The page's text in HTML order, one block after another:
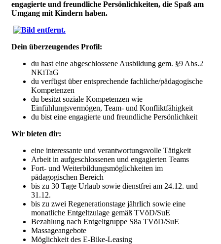
engagierte und freundliche Persönlichkeiten, die Spaß am
Umgang mit Kindern haben.
Dein überzeugendes Profil:
du hast eine abgeschlossene Ausbildung gem. §9 Abs.2
NKiTaG
du verfügst über entsprechende fachliche/pädagogische
Kompetenzen
du besitzt soziale Kompetenzen wie
Einfühlungsvermögen, Team- und Konfliktfähigkeit
du bist eine engagierte und freundliche Persönlichkeit
Wir bieten dir:
eine interessante und verantwortungsvolle Tätigkeit
Arbeit in aufgeschlossenen und engagierten Teams
Fort- und Weiterbildungsmöglichkeiten im
pädagogischen Bereich
bis zu 30 Tage Urlaub sowie dienstfrei am 24.12. und
31.12.
bis zu zwei Regenerationstage jährlich sowie eine
monatliche Entgeltzulage gemäß TVöD/SuE
Bezahlung nach Entgeltgruppe S8a TVöD/SuE
Massageangebote
Möglichkeit des E-Bike-Leasing